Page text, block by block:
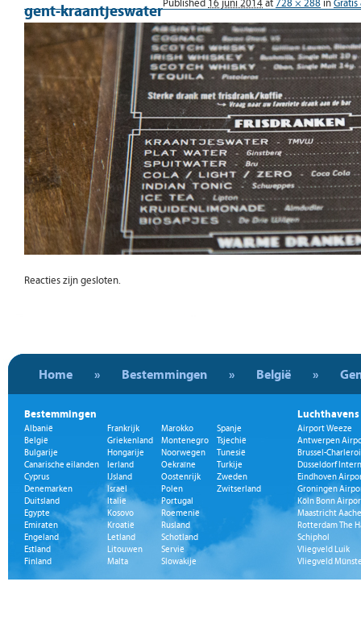
gent-kraantjeswaterPublished 16 juni 2014at728 × 288 in
Reacties zijn gesloten.
Home » Bestemmingen » België »
Bestemmingen
Albanië
België
Bulgarije
Canarische eilanden
Cyprus
Denemarken
Duitsland
Egypte
Emiraten
Engeland
Estland
Finland
Frankrijk
Griekenland
Hongarije
Ierland
IJsland
Israël
Italië
Kosovo
Kroatië
Letland
Litouwen
Malta
Marokko
Montenegro
Noorwegen
Oekraïne
Oostenrijk
Polen
Portugal
Roemenië
Rusland
Schotland
Servië
Slowakije
Spanje
Tsjechië
Tunesië
Turkije
Zweden
Zwitserland
Luchthavens
Airport Weeze
Antwerpen
Brussel-
Düsseldorf
Eindhoven
Groningen
Köln Bonn
Maastricht
Rotterdam The
Schiphol
Vliegveld Luik
Vliegveld